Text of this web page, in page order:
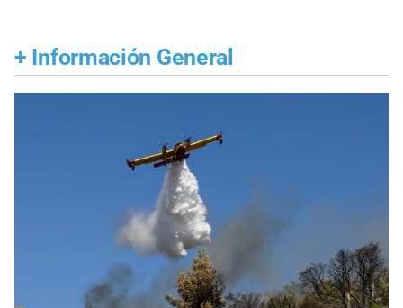
+ Información General